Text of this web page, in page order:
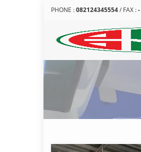
PHONE :082124345554/ FAX :-